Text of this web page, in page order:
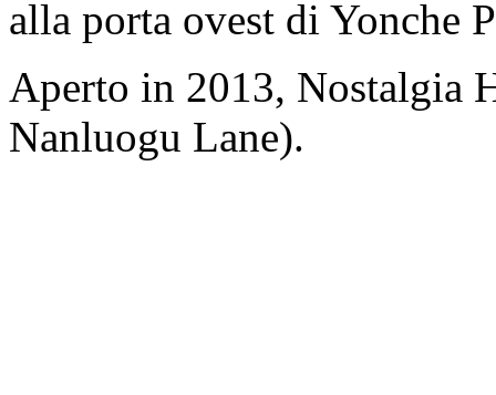
alla porta ovest di Yonche
Aperto in 2013, Nostalgia
Nanluogu Lane).